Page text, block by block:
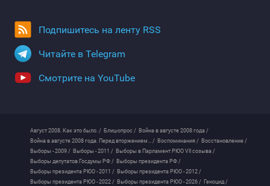
Подпишитесь на ленту RSS
Читайте в Telegram
Смотрите на YouTube
Август 2008. Как это было. / Блиц-опрос / Война в августе 2008 года /
Война в августе 2008 года. Перед вторжением... / Воспоминания / Восстановление /
Выборы - 2009 / Выборы - 2011 / Выборы в Парламент РЮО VII созыва /
Выборы депутатов Госдумы РФ / Выборы президента РФ /
Выборы президента РЮО - 2011 / Выборы президента РЮО - 2012 /
Выборы президента РЮО - 2022 / Выборы президента РЮО - 2026 / Геноцид /